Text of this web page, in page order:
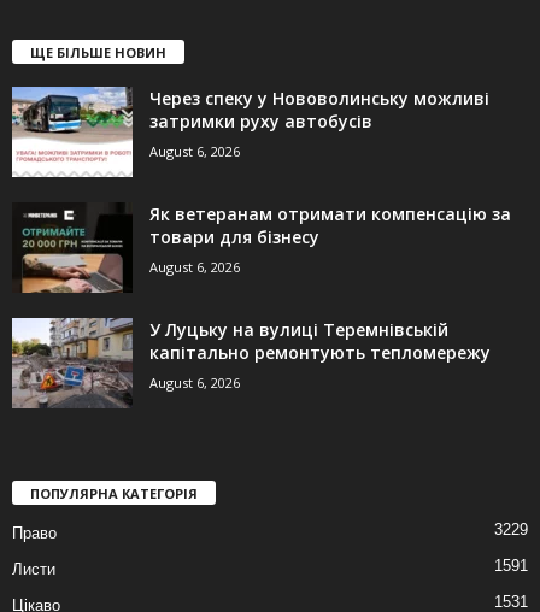
ЩЕ БІЛЬШЕ НОВИН
Через спеку у Нововолинську можливі
затримки руху автобусів
August 6, 2026
Як ветеранам отримати компенсацію за
товари для бізнесу
August 6, 2026
У Луцьку на вулиці Теремнівській
капітально ремонтують тепломережу
August 6, 2026
ПОПУЛЯРНА КАТЕГОРІЯ
Право 3229
Листи 1591
Цікаво 1531